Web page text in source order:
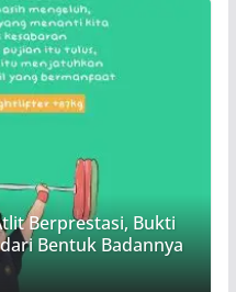
Berprestasi, Bukti
Bentuk Badannya